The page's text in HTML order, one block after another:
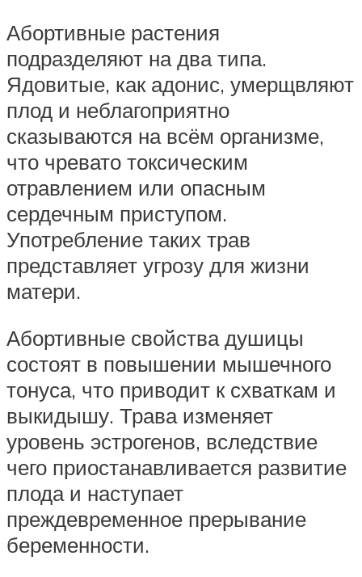
Абортивные растения
подразделяют на два типа.
Ядовитые, как адонис, умерщвляют
плод и неблагоприятно
сказываются на всём организме,
что чревато токсическим
отравлением или опасным
сердечным приступом.
Употребление таких трав
представляет угрозу для жизни
матери.
Абортивные свойства душицы
состоят в повышении мышечного
тонуса, что приводит к схваткам и
выкидышу. Трава изменяет
уровень эстрогенов, вследствие
чего приостанавливается развитие
плода и наступает
преждевременное прерывание
беременности.